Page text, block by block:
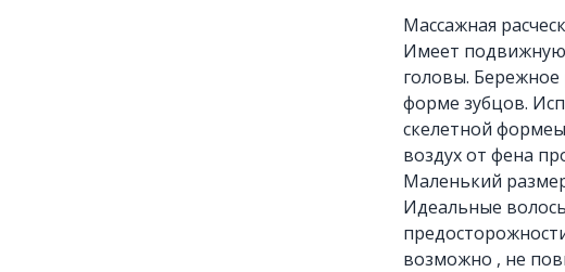
Массажная
Имеет подвижную
головы. Бережное
форме зубцов.
скелетной
воздух от фена
Маленький
Идеальные
возможно , не